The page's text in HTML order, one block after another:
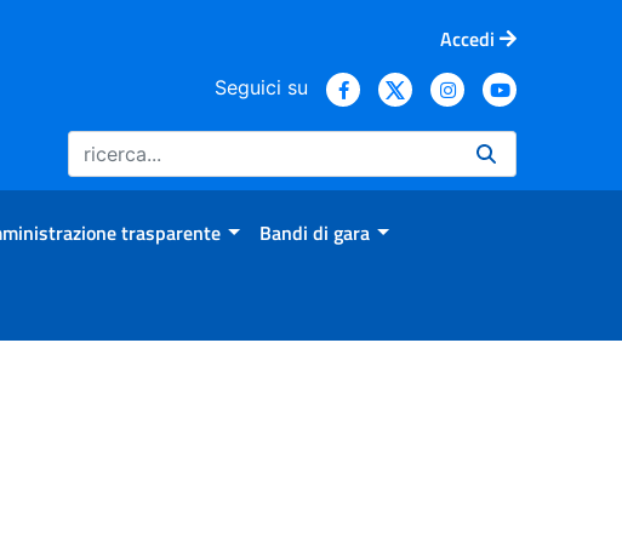
Accedi
Seguici su
trasparente Bandi di gara